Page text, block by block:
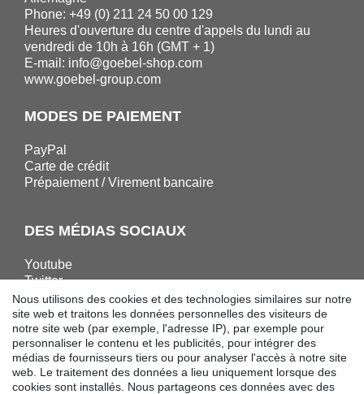
Phone: +49 (0) 211 24 50 00 129
Heures d'ouverture du centre d'appels du lundi au
vendredi de 10h à 16h (GMT + 1)
E-mail: info@goebel-shop.com
www.goebel-group.com
MODES DE PAIEMENT
PayPal
Carte de crédit
Prépaiement / Virement bancaire
DES MÉDIAS SOCIAUX
Youtube
Twitter
Linkedin
Facebook
Instagram
TÉLÉCHARGEMENTS
Nous utilisons des cookies et des technologies similaires sur notre
site web et traitons les données personnelles des visiteurs de
notre site web (par exemple, l'adresse IP), par exemple pour
personnaliser le contenu et les publicités, pour intégrer des
médias de fournisseurs tiers ou pour analyser l'accès à notre site
web. Le traitement des données a lieu uniquement lorsque des
cookies sont installés. Nous partageons ces données avec des